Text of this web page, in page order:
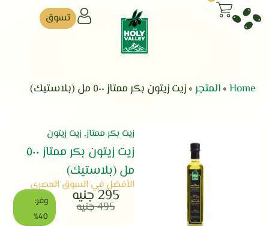
تسوق
Home
»المتجر»زيت زيتون بكر ممتاز ٥٠٠ مل (بلاستيك)
زيت بكر ممتاز, زيت زيتون
زيت زيتون بكر ممتاز ٥٠٠
مل (بلاستيك)
الأفضل في السوق المصري
495جنيه
295 جنيه
وفر:
40%